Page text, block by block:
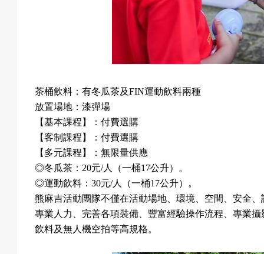
茶桶飲料：有冬瓜茶及FIN運動飲料兩種
放置場地：漆彈場
【基本課程】：付費選購
【客制課程】：付費選購
【多元課程】：無限量供應
◎冬瓜茶： 20元/人（一桶17公升）。
◎運動飲料：30元/人（一桶17公升）。
熊麻吉活動團隊不僅在活動場地、環境、空間、安全
專業人力、完善各項裝備、豐富經驗操作流程、專業
飲料及無人機空拍等高規格。